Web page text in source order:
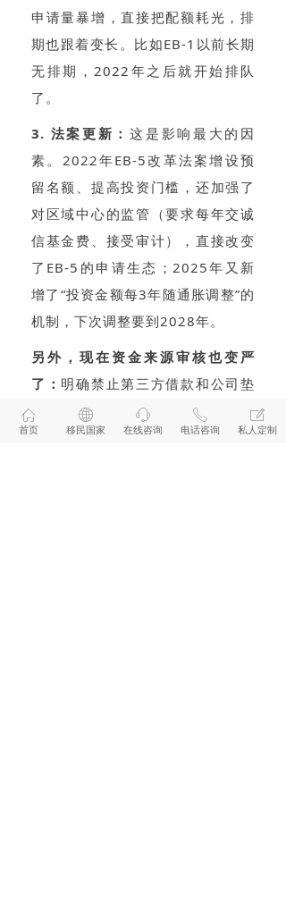
申请量暴增，直接把配额耗光，排
期也跟着变长。比如EB-1以前长期
无排期，2022年之后就开始排队
了。
3. 法案更新：这是影响最大的因
素。2022年EB-5改革法案增设预
留名额、提高投资门槛，还加强了
对区域中心的监管（要求每年交诚
信基金费、接受审计），直接改变
了EB-5的申请生态；2025年又新
增了“投资金额每3年随通胀调整”的
机制，下次调整要到2028年。
另外，现在资金来源审核也变严
了： 明确禁止第三方借款和公司垫
资，要求工资收入必须提供劳动合
同、个税记录、银行流水“三证合
ꀇ
首页
ꄓ
移民国家
ꁱ
在线咨询
ꂅ
电话咨询
ꂐ
私人定制